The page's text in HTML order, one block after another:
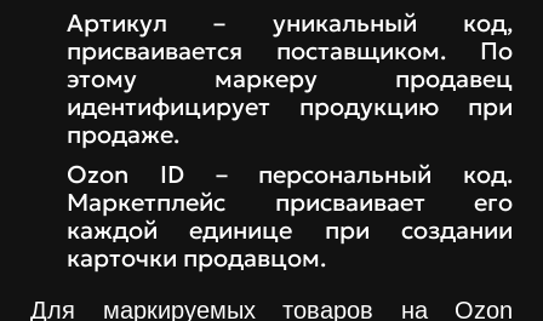
Артикул – уникальный код,
присваивается поставщиком. По
этому маркеру продавец
идентифицирует продукцию при
продаже.
Ozon ID – персональный код.
Маркетплейс присваивает его
каждой единице при создании
карточки продавцом.
Для маркируемых товаров на Ozon